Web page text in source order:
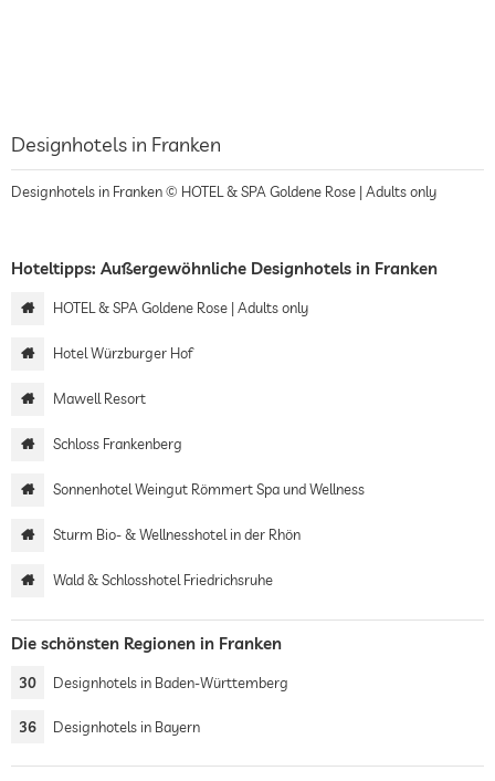
Designhotels in Franken
Designhotels in Franken © HOTEL & SPA Goldene Rose | Adults only
Hoteltipps: Außergewöhnliche Designhotels in Franken
HOTEL & SPA Goldene Rose | Adults only
Hotel Würzburger Hof
Mawell Resort
Schloss Frankenberg
Sonnenhotel Weingut Römmert Spa und Wellness
Sturm Bio- & Wellnesshotel in der Rhön
Wald & Schlosshotel Friedrichsruhe
Die schönsten Regionen in Franken
30 Designhotels in Baden-Württemberg
36 Designhotels in Bayern